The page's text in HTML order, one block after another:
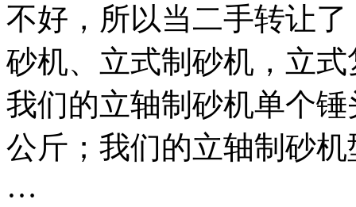
不好，所以当二手转让
砂机、立式制砂机，立
我们的立轴制砂机单个
公斤；我们的立轴制砂
…